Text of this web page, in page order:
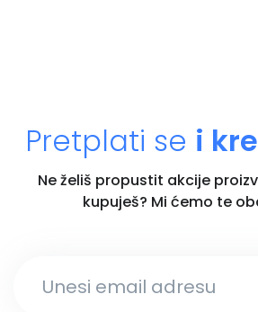
Pretplati se i
Ne želiš propustit akcije
kupuješ? Mi ćemo te